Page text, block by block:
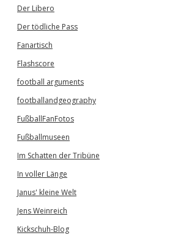
Der Libero
Der tödliche Pass
Fanartisch
Flashscore
football arguments
footballandgeography
FußballFanFotos
Fußballmuseen
Im Schatten der Tribüne
In voller Länge
Janus' kleine Welt
Jens Weinreich
Kickschuh-Blog